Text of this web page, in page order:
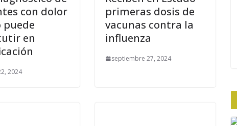
con dolor
puede
en
2024
primeras dosis de
vacunas contra la
influenza
septiembre 27, 2024